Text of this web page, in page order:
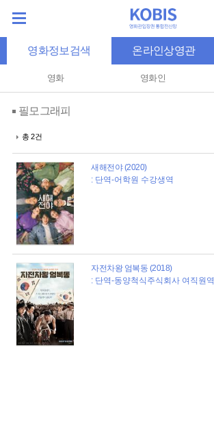
영화정보검색 온라인상영관
영화 영화인
필모그래피
총 2건
새해전야 (2020)
: 단역-어학원 수강생역
자전차왕 엄복동 (2018)
: 단역-동양척식주식회사 여직원역